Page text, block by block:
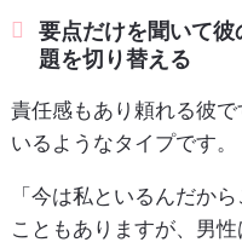
要点だけを聞いて
題を切り替える
責任感もあり頼れる彼
いるようなタイプです。
「今は私といるんだか
こともありますが、男